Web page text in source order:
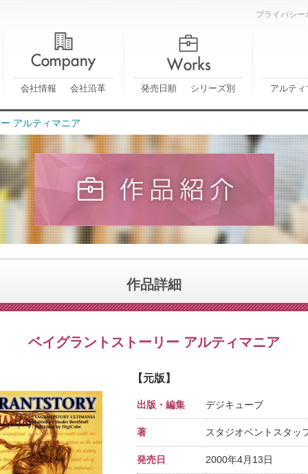
プライバシー
会社情報 会社沿革 発売日順 シリーズ別 アルテ
アルティマニア
作品詳細
ベイグラントストーリー アルティマニア
【元版】
出版・編集 デジキューブ
著 スタジオベントスタッ
発売日 2000年4月13日